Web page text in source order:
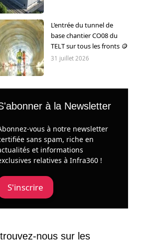
L’entrée du tunnel de
base chantier CO08 du
TELT sur tous les fronts 🪙
31 juillet 2026
à la Newsletter
vous à notre newsletter
sans spam, riche en
et informations
relatives à Infra360 !
S'inscrire
nous sur les